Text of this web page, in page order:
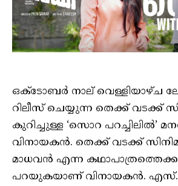
ഒക്ടോബർ നാല് വെള്ളിയാഴ്ച
റിലീസ് ചെയ്യുന്ന തെക്ക് വടക്ക്
കുറിച്ചുള്ള ‘സൊറ പറച്ചിലിൽ’
വിനായകൻ. തെക്ക് വടക്ക്
മാധവൻ എന്ന
പറയുകയാണ് വിനായകൻ. എസ്.